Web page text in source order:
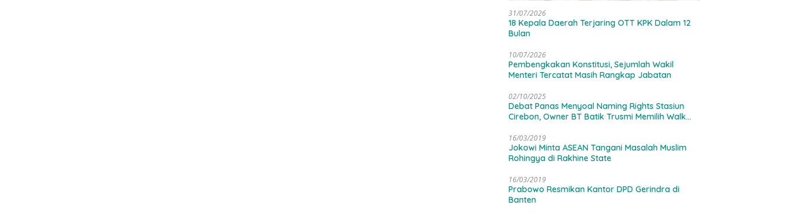
31/07/2026
18 Kepala Daerah Terjaring OTT KPK Dalam 12
Bulan
10/07/2026
Pembengkakan Konstitusi, Sejumlah Wakil
Menteri Tercatat Masih Rangkap Jabatan
02/10/2025
Debat Panas Menyoal Naming Rights Stasiun
Cirebon, Owner BT Batik Trusmi Memilih Walk
16/03/2019
Jokowi Minta ASEAN Tangani Masalah Muslim
Rohingya di Rakhine State
16/03/2019
Prabowo Resmikan Kantor DPD Gerindra di
Banten